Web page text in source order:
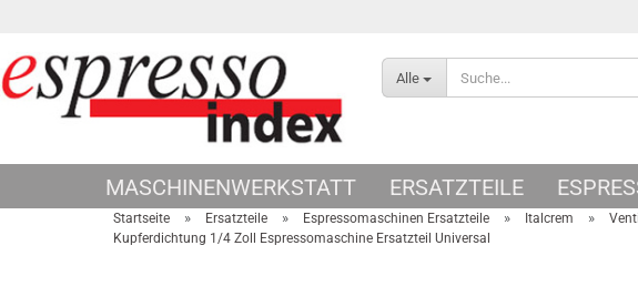
Alle
MASCHINENWERKSTATT ERSATZTEILE
Startseite » Ersatzteile » Espressomaschinen Ersatzteile » Italcrem »
Kupferdichtung 1/4 Zoll Espressomaschine Ersatzteil Universal